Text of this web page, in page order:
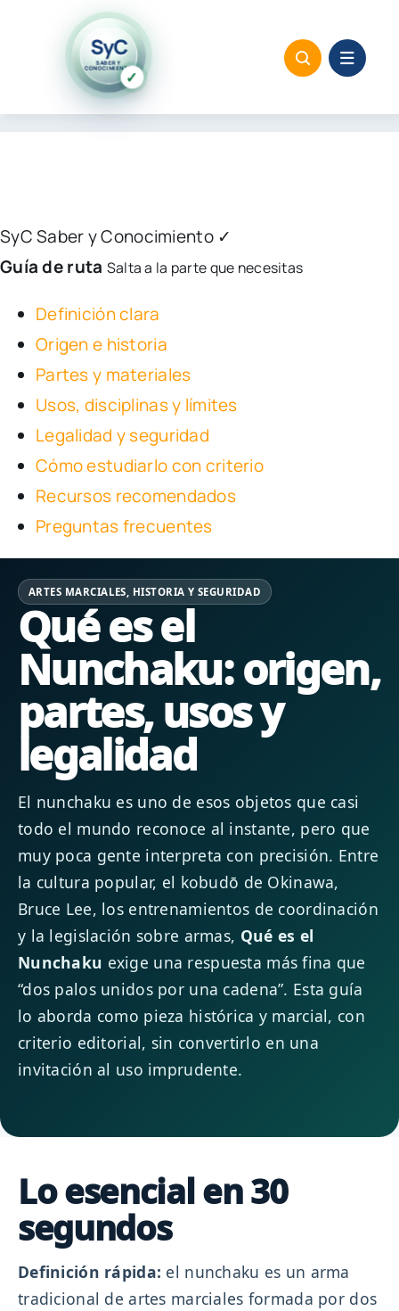
contenido
SyC
SABER Y
CONOCIMIENTO✓
SyCSaber y Conocimiento ✓
Guía de ruta Salta a la parte que necesitas
Definición clara
Origen e historia
Partes y materiales
Usos, disciplinas y límites
Legalidad y seguridad
Cómo estudiarlo con criterio
Recursos recomendados
Preguntas frecuentes
ARTES MARCIALES, HISTORIA Y SEGURIDAD
Qué es el
Nunchaku: origen,
partes, usos y
legalidad
El nunchaku es uno de esos objetos que casi
todo el mundo reconoce al instante, pero que
muy poca gente interpreta con precisión. Entre
la cultura popular, el kobudō de Okinawa,
Bruce Lee, los entrenamientos de coordinación
y la legislación sobre armas, Qué es el
Nunchaku exige una respuesta más fina que
“dos palos unidos por una cadena”. Esta guía
lo aborda como pieza histórica y marcial, con
criterio editorial, sin convertirlo en una
invitación al uso imprudente.
Lo esencial en 30
segundos
Definición rápida: el nunchaku es un arma
tradicional de artes marciales formada por dos